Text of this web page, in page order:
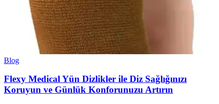
Blog
Flexy Medical Yün Dizlikler ile Diz Sağlığınızı
Koruyun ve Günlük Konforunuzu Artırın